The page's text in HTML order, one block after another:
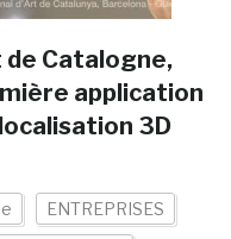
de Catalogne,
application
3D
ENTREPRISES